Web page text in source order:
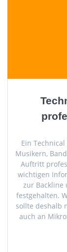
Ein
Musikern,
Auftritt
wichtigen
zur Backline
festgehalten.
sollte deshalb
auch an